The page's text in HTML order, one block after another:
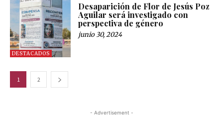
DESTACADOS
Desaparición de Flor de Jesús Poz
Aguilar será investigado con
perspectiva de género
junio 30, 2024
1 2
- Advertisement -